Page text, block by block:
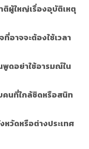
ติผู้ใหญ่เรื่องอุบัติเหตุ
อาจจะต้องใช้เวลา
ดอย่าใช้อารมณ์ใน
คนที่ใกล้ชิดหรือสนิท
หวัดหรือต่างประเทศ